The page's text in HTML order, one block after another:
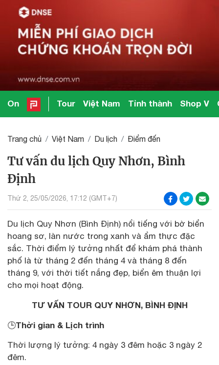
On Tour Việt Nam Tỉnh thành Shop V
Trang chủ Việt Nam Du lịch Điểm đến
Tư vấn du lịch Quy Nhơn, Bình
Định
Thứ 2, 25/05/2026, 17:12 (GMT+7)
Du lịch Quy Nhơn (Bình Định) nổi tiếng với bờ biển
hoang sơ, làn nước trong xanh và ẩm thực đặc
sắc. Thời điểm lý tưởng nhất để khám phá thành
phố là từ tháng 2 đến tháng 4 và tháng 8 đến
tháng 9, với thời tiết nắng đẹp, biển êm thuận lợi
cho mọi hoạt động.
TƯ VẤN TOUR QUY NHƠN, BÌNH ĐỊNH
🕒Thời gian & Lịch trình
Thời lượng lý tưởng: 4 ngày 3 đêm hoặc 3 ngày 2
đêm.